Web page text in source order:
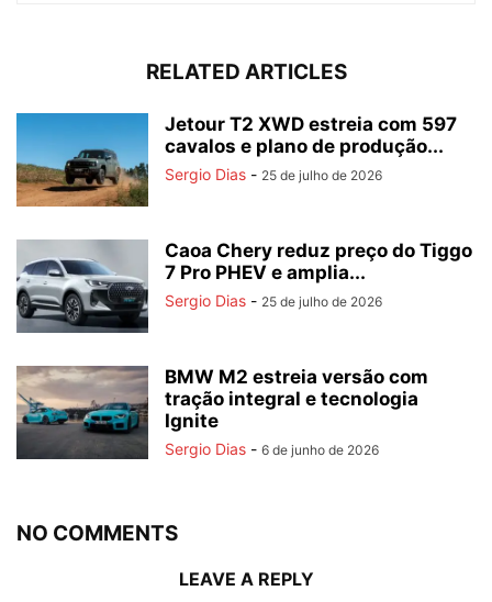
RELATED ARTICLES
Jetour T2 XWD estreia com 597
cavalos e plano de produção...
Sergio Dias - 25 de julho de 2026
Caoa Chery reduz preço do Tiggo
7 Pro PHEV e amplia...
Sergio Dias - 25 de julho de 2026
BMW M2 estreia versão com
tração integral e tecnologia
Ignite
Sergio Dias - 6 de junho de 2026
NO COMMENTS
LEAVE A REPLY